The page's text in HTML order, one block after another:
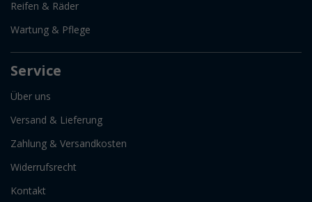
Reifen & Räder
Wartung & Pflege
Service
Über uns
Versand & Lieferung
Zahlung & Versandkosten
Widerrufsrecht
Kontakt